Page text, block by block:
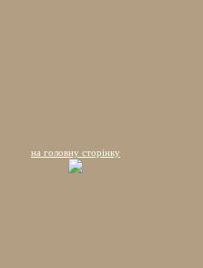
на головну сторінку